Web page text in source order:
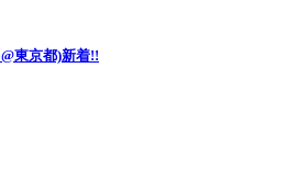
東京都)新着!!